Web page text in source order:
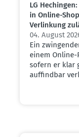
LG
in Online-
Verlinkung
04. August
Ein
einem
sofern er klar
auffindbar